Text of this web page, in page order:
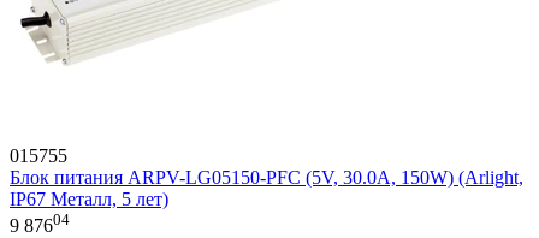
015755
Блок питания ARPV-LG05150-PFC (5V, 30.0A, 150W) (Arlight,
IP67 Металл, 5 лет)
9 87604